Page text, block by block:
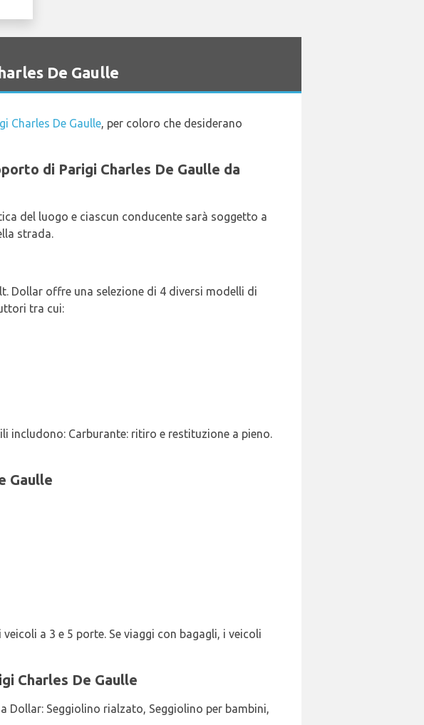
De Gaulle
Charles De Gaulle, per coloro che desiderano
di Parigi Charles De Gaulle da
del luogo e ciascun conducente sarà soggetto a
strada.
Dollar offre una selezione di 4 diversi modelli di
tra cui:
includono: Carburante: ritiro e restituzione a pieno.
Gaulle
a 3 e 5 porte. Se viaggi con bagagli, i veicoli
Charles De Gaulle
Dollar: Seggiolino rialzato, Seggiolino per bambini,